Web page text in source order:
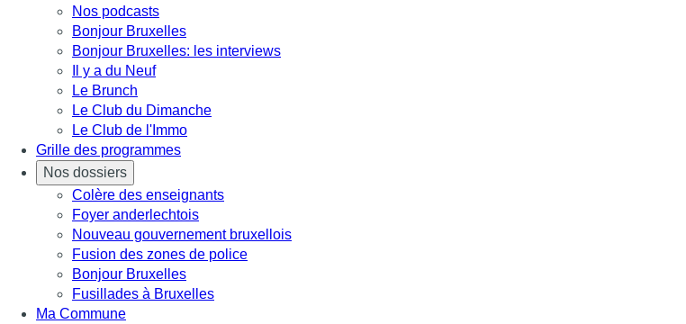
Nos podcasts
Bonjour Bruxelles
Bonjour Bruxelles: les interviews
Il y a du Neuf
Le Brunch
Le Club du Dimanche
Le Club de l'Immo
Grille des programmes
Nos dossiers
Colère des enseignants
Foyer anderlechtois
Nouveau gouvernement bruxellois
Fusion des zones de police
Bonjour Bruxelles
Fusillades à Bruxelles
Ma Commune